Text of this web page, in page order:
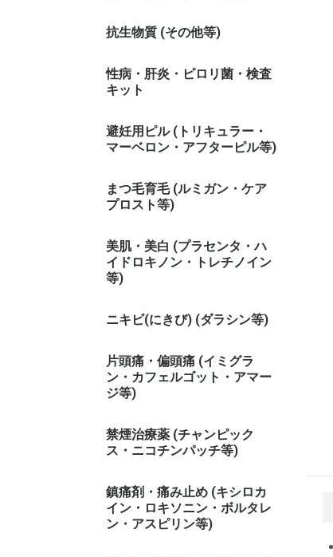
抗生物質 (その他等)
性病・肝炎・ピロリ菌・検査
キット
避妊用ピル (トリキュラー・
マーベロン・アフターピル等)
まつ毛育毛 (ルミガン・ケア
プロスト等)
美肌・美白 (プラセンタ・ハ
イドロキノン・トレチノイン
等)
ニキビ(にきび) (ダラシン等)
片頭痛・偏頭痛 (イミグラ
ン・カフェルゴット・アマー
ジ等)
禁煙治療薬 (チャンピック
ス・ニコチンパッチ等)
鎮痛剤・痛み止め (キシロカ
イン・ロキソニン・ボルタレ
ン・アスピリン等)